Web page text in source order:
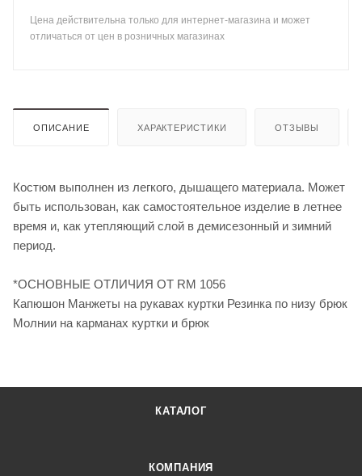
Цена действительна только для интернет-магазина и может
отличаться от цен в розничных магазинах
ОПИСАНИЕ ХАРАКТЕРИСТИКИ ОТЗЫВЫ
Костюм выполнен из легкого, дышащего материала. Может
быть использован, как самостоятельное изделие в летнее
время и, как утепляющий слой в демисезонный и зимний
период.
*ОСНОВНЫЕ ОТЛИЧИЯ ОТ RM 1056
Капюшон Манжеты на рукавах куртки Резинка по низу брюк
Молнии на карманах куртки и брюк
КАТАЛОГ
КОМПАНИЯ